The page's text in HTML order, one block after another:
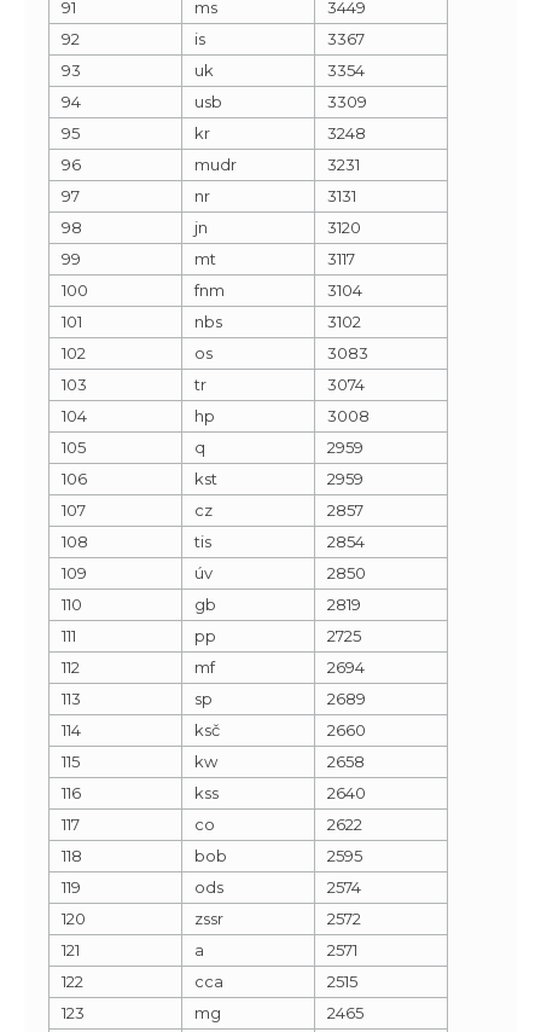
91 ms
3449
92
is
3367
93
uk
3354
94
usb
3309
95
kr
3248
96
mudr
3231
97
nr
3131
98
jn
3120
99
mt
3117
100
fnm
3104
101
nbs
3102
102
os
3083
103
tr
3074
104
hp
3008
105
q
2959
106
kst
2959
107
cz
2857
108
tis
2854
109
úv
2850
110
gb
2819
111
pp
2725
112
mf
2694
113
sp
2689
114
ksč
2660
115
kw
2658
116
kss
2640
117
co
2622
118
bob
2595
119
ods
2574
120
zssr
2572
121
a
2571
122
cca
2515
123
mg
2465